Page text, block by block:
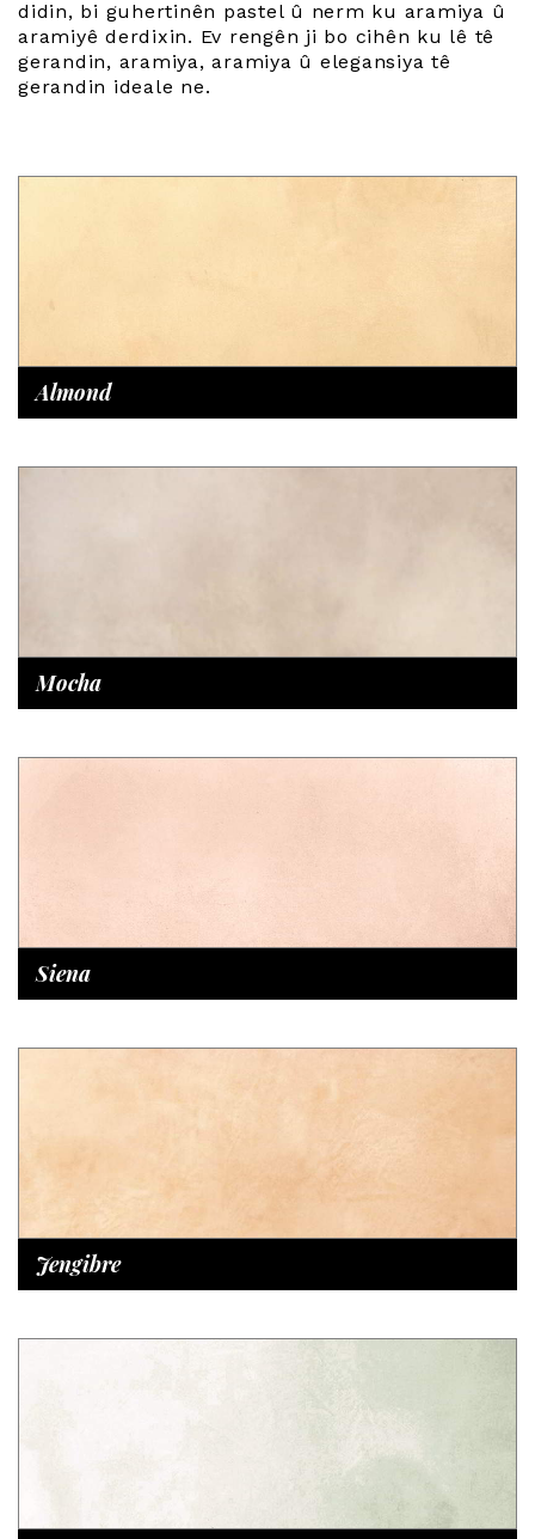
didin, bi guhertinên pastel û nerm ku aramiya û
aramiyê derdixin. Ev rengên ji bo cihên ku lê tê
gerandin, aramiya, aramiya û elegansiya tê
gerandin ideale ne.
Almond
Mocha
Siena
Jengibre